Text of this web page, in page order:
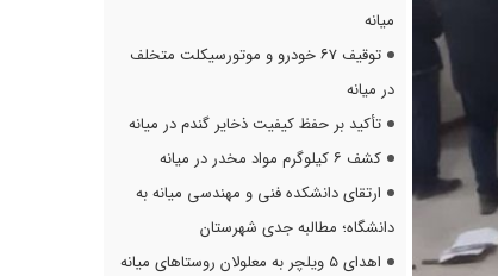
میانه
توقیف ۶۷ خودرو و موتورسیکلت متخلف
در میانه
تأکید بر حفظ کیفیت ذخایر گندم در میانه
کشف ۶ کیلوگرم مواد مخدر در میانه
ارتقای دانشکده فنی و مهندسی میانه به
دانشگاه؛ مطالبه جدی شهرستان
اهدای ۵ ویلچر به معلولان روستاهای میانه